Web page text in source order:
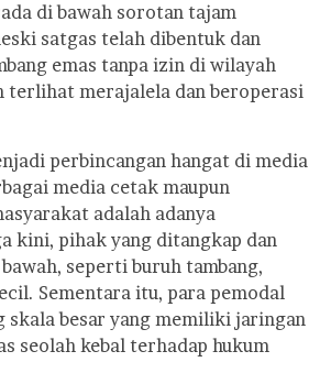
di bawah sorotan tajam
satgas telah dibentuk dan
emas tanpa izin di wilayah
terlihat merajalela dan beroperasi
perbincangan hangat di media
media cetak maupun
adalah adanya
kini, pihak yang ditangkap dan
seperti buruh tambang,
Sementara itu, para pemodal
skala besar yang memiliki jaringan
seolah kebal terhadap hukum